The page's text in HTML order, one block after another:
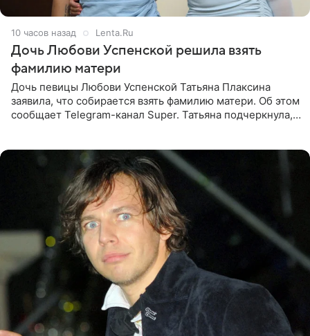
10 часов назад Lenta.Ru
Дочь Любови Успенской решила взять
фамилию матери
Дочь певицы Любови Успенской Татьяна Плаксина
заявила, что собирается взять фамилию матери. Об этом
сообщает Telegram-канал Super. Татьяна подчеркнула,